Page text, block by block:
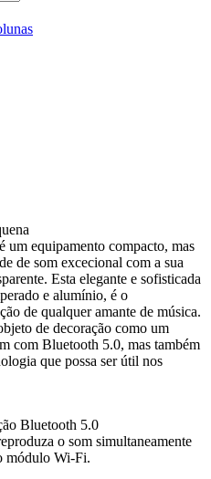
um equipamento compacto, mas
de som excecional com a sua
Esta elegante e sofisticada
e alumínio, é o
de qualquer amante de música.
de decoração como um
com Bluetooth 5.0, mas também
que possa ser útil nos
Bluetooth 5.0
o som simultaneamente
módulo Wi-Fi.